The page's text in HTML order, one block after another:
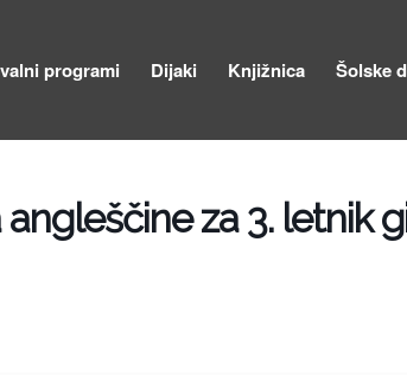
programi Dijaki Knjižnica Šolske
za 3. letnik